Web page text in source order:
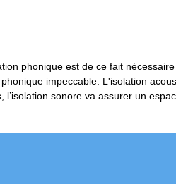
phonique est de ce fait
impeccable. L'isolation
sonore va assurer un